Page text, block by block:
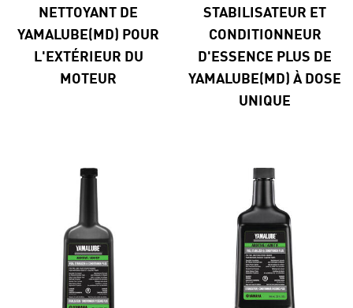
NETTOYANT DE
YAMALUBE(MD) POUR
L'EXTÉRIEUR DU
MOTEUR
STABILISATEUR ET
CONDITIONNEUR
D'ESSENCE PLUS DE
YAMALUBE(MD) À DOSE
UNIQUE